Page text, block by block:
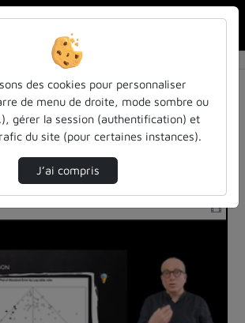
la recherche
pour en retirer) :
des cookies pour personnaliser
de menu de droite, mode sombre ou
gérer la session (authentification) et
du site (pour certaines instances).
J’ai compris